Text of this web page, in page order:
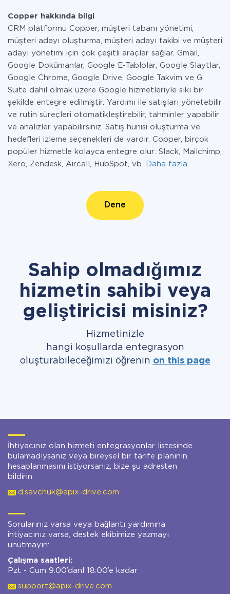
Copper hakkında bilgi
CRM platformu Copper, müşteri tabanı yönetimi,
müşteri adayı oluşturma, müşteri adayı takibi ve müşteri
adayı yönetimi için çok çeşitli araçlar sağlar. Gmail,
Google Dokümanlar, Google E-Tablolar, Google Slaytlar,
Google Chrome, Google Drive, Google Takvim ve G
Suite dahil olmak üzere Google hizmetleriyle sıkı bir
şekilde entegre edilmiştir. Yardımı ile satışları yönetebilir
ve rutin süreçleri otomatikleştirebilir, tahminler yapabilir
ve analizler yapabilirsiniz. Satış hunisi oluşturma ve
hedefleri izleme seçenekleri de vardır. Copper, birçok
popüler hizmetle kolayca entegre olur: Slack, Mailchimp,
Xero, Zendesk, Aircall, HubSpot, vb.
Daha fazla
Dene
Sahip olmadığımız
hizmetin sahibi veya
geliştiricisi misiniz?
Hizmetinizle
hangi koşullarda entegrasyon
oluşturabileceğimizi öğrenin on this page
İhtiyacınız olan hizmeti entegrasyonlar listesinde
bulamadıysanız veya bireysel bir tarife planının
hesaplanmasını istiyorsanız, bize şu adresten
bildirin:
d.savchuk@apix-drive.com
Sorularınız varsa veya bağlantı yardımına
ihtiyacınız varsa, destek ekibimize yazmayı
unutmayın:
Çalışma saatleri:
Pzt - Cum 9:00’danl 18:00’e kadar
support@apix-drive.com